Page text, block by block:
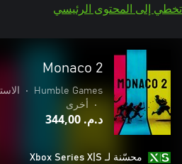
تخطي إلى المحتوى الرئيسي
Monaco 2
Humble Games
•
•
أخرى
د.م.‏ 344,00
محسّنة لـ Xbox Series X|S